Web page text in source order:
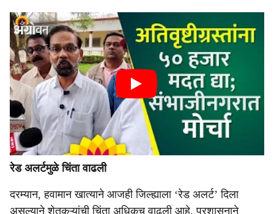
रेड अलर्टमुळे चिंता वाढली
दरम्यान, हवामान खात्याने आजही जिल्ह्याला ‘रेड अलर्ट’ दिला
असल्याने शेतकऱ्यांची चिंता अधिकच वाढली आहे. प्रशासनाने